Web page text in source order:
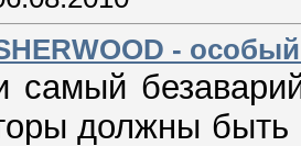
-
самый
должны